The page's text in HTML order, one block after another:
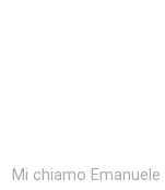
Mi chiamo